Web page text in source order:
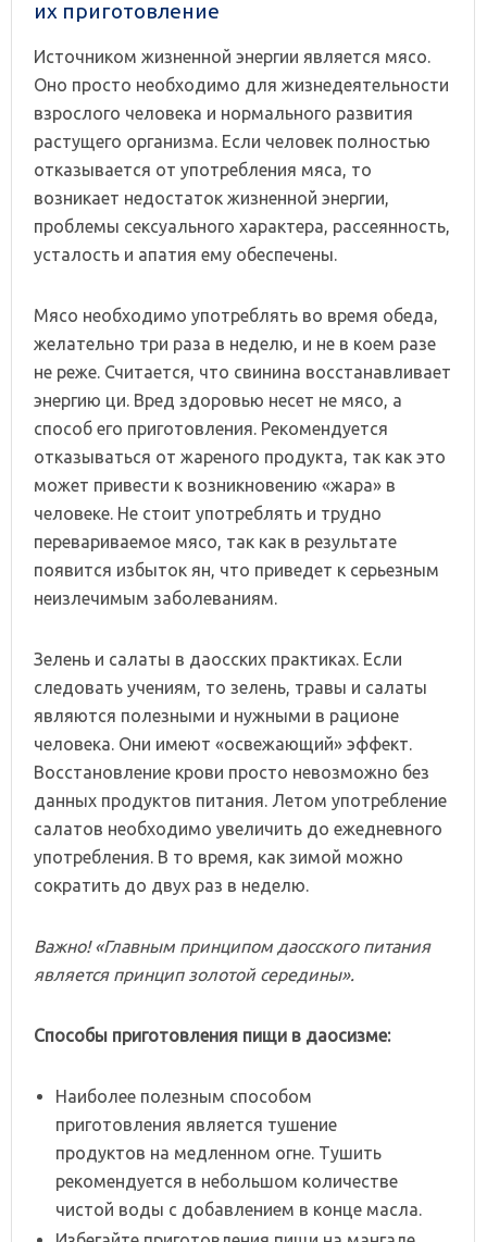
их приготовление
Источником жизненной энергии является мясо.
Оно просто необходимо для жизнедеятельности
взрослого человека и нормального развития
растущего организма. Если человек полностью
отказывается от употребления мяса, то
возникает недостаток жизненной энергии,
проблемы сексуального характера, рассеянность,
усталость и апатия ему обеспечены.
Мясо необходимо употреблять во время обеда,
желательно три раза в неделю, и не в коем разе
не реже. Считается, что свинина восстанавливает
энергию ци. Вред здоровью несет не мясо, а
способ его приготовления. Рекомендуется
отказываться от жареного продукта, так как это
может привести к возникновению «жара» в
человеке. Не стоит употреблять и трудно
перевариваемое мясо, так как в результате
появится избыток ян, что приведет к серьезным
неизлечимым заболеваниям.
Зелень и салаты в даосских практиках. Если
следовать учениям, то зелень, травы и салаты
являются полезными и нужными в рационе
человека. Они имеют «освежающий» эффект.
Восстановление крови просто невозможно без
данных продуктов питания. Летом употребление
салатов необходимо увеличить до ежедневного
употребления. В то время, как зимой можно
сократить до двух раз в неделю.
Важно! «Главным принципом даосского питания
является принцип золотой середины».
Способы приготовления пищи в даосизме:
Наиболее полезным способом
приготовления является тушение
продуктов на медленном огне. Тушить
рекомендуется в небольшом количестве
чистой воды с добавлением в конце масла.